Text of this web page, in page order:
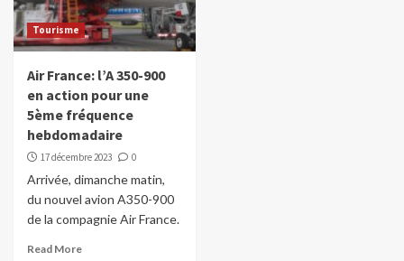
Tourisme
Air France: l’A 350-900
en action pour une
5ème fréquence
hebdomadaire
17 décembre 2023 0
Arrivée, dimanche matin,
du nouvel avion A350-900
de la compagnie Air France.
Read More